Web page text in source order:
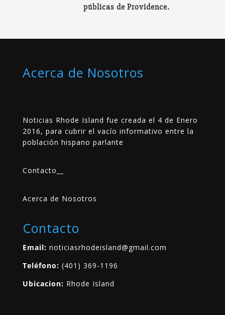
públicas de Providence.
Acerca de Nosotros
Noticias Rhode Island fue creada el 4 de Enero
2016, para cubrir el vacío informativo entre la
población hispano parlante
Contacto
Acerca de Nosotros
Contacto
Email: noticiasrhodeisland@gmail.com
Teléfono: (401) 369-1196
Ubicacion: Rhode Island